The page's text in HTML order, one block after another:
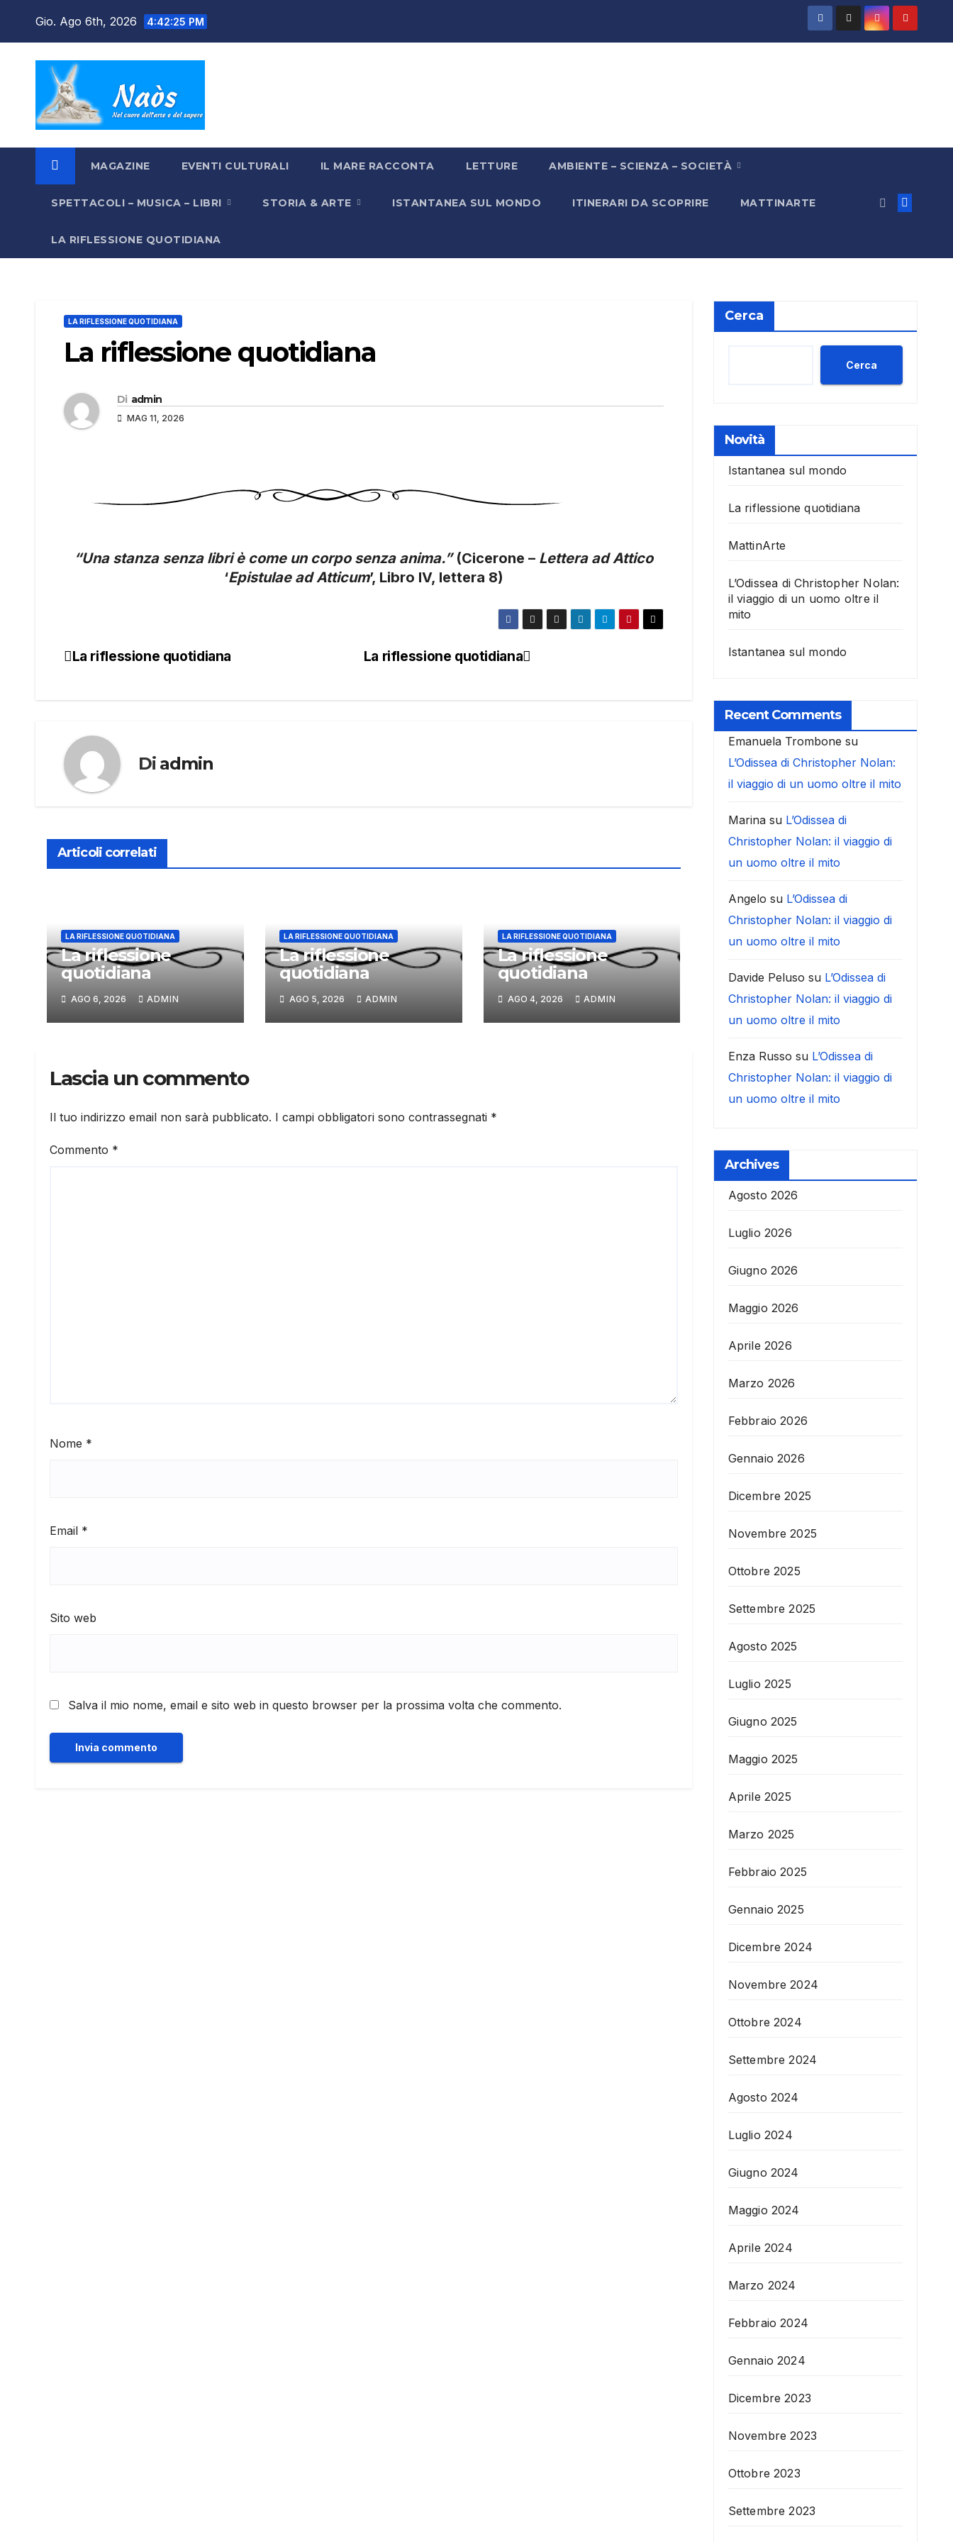
Gio. Ago 6th, 2026 4:42:25 PM
MAGAZINE EVENTI CULTURALI IL MARE RACCONTA LETTURE AMBIENTE – SCIENZA – SOCIETÀ
SPETTACOLI – MUSICA – LIBRI STORIA & ARTE ISTANTANEA SUL MONDO ITINERARI DA SCOPRIRE MATTINARTE
LA RIFLESSIONE QUOTIDIANA
LA RIFLESSIONE QUOTIDIANA
La riflessione quotidiana
Di admin
MAG 11, 2026
“Una stanza senza libri è come un corpo senza anima.”(Cicerone – Lettera ad Attico
‘Epistulae ad Atticum’, Libro IV, lettera 8)
Navigazione
La riflessione quotidiana
La riflessione quotidiana
Di admin
Articoli correlati
LA RIFLESSIONE QUOTIDIANA
La riflessione
quotidiana
AGO 6, 2026 ADMIN
LA RIFLESSIONE QUOTIDIANA
La riflessione
quotidiana
AGO 5, 2026 ADMIN
LA RIFLESSIONE QUOTIDIANA
La riflessione
quotidiana
AGO 4, 2026 ADMIN
Lascia un commento
Il tuo indirizzo email non sarà pubblicato. I campi obbligatori sono contrassegnati *
Commento *
Nome *
Email *
Sito web
Salva il mio nome, email e sito web in questo browser per la prossima volta che commento.
Cerca
Cerca
Novità
Istantanea sul mondo
La riflessione quotidiana
MattinArte
L’Odissea di Christopher Nolan:
il viaggio di un uomo oltre il
mito
Istantanea sul mondo
Recent Comments
Emanuela Trombone su
L’Odissea di Christopher Nolan:
il viaggio di un uomo oltre il mito
Marinasu L’Odissea di
Christopher Nolan: il viaggio di
un uomo oltre il mito
Angelo su L’Odissea di
Christopher Nolan: il viaggio di
un uomo oltre il mito
Davide Peluso su L’Odissea di
Christopher Nolan: il viaggio di
un uomo oltre il mito
Enza Russo su L’Odissea di
Christopher Nolan: il viaggio di
un uomo oltre il mito
Archives
Agosto 2026
Luglio 2026
Giugno 2026
Maggio 2026
Aprile 2026
Marzo 2026
Febbraio 2026
Gennaio 2026
Dicembre 2025
Novembre 2025
Ottobre 2025
Settembre 2025
Agosto 2025
Luglio 2025
Giugno 2025
Maggio 2025
Aprile 2025
Marzo 2025
Febbraio 2025
Gennaio 2025
Dicembre 2024
Novembre 2024
Ottobre 2024
Settembre 2024
Agosto 2024
Luglio 2024
Giugno 2024
Maggio 2024
Aprile 2024
Marzo 2024
Febbraio 2024
Gennaio 2024
Dicembre 2023
Novembre 2023
Ottobre 2023
Settembre 2023